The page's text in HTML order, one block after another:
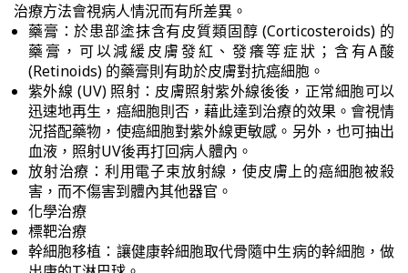
治療方法會視病人情況而有所差異。
藥膏：於患部塗抹含有皮質類固醇 (Corticosteroids) 的
藥膏，可以減緩皮膚發紅、發癢等症狀；含有A酸
(Retinoids) 的藥膏則有助於皮膚對抗癌細胞。
紫外線 (UV) 照射：皮膚照射紫外線後後，正常細胞可以
迅速地再生，癌細胞則否，藉此達到治療的效果。會視情
況搭配藥物，使癌細胞對紫外線更敏感。另外，也可抽出
血液，照射UV後再打回病人體內。
放射治療：利用電子束放射線，使皮膚上的癌細胞被殺
害，而不傷害到體內其他器官。
化學治療
標靶治療
幹細胞移植：讓健康幹細胞取代骨隨中生病的幹細胞，做